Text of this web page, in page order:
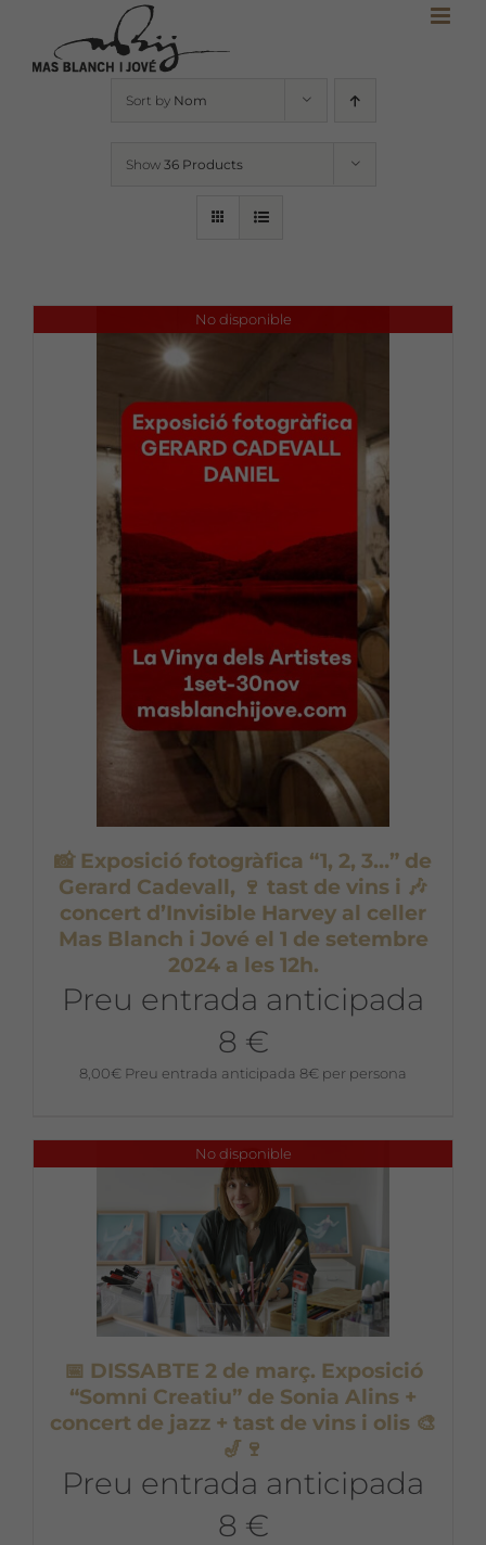
content
Sort by Nom
Show 36 Products
No disponible
📸 Exposició fotogràfica “1, 2, 3…” de
Gerard Cadevall, 🍷 tast de vins i 🎶
concert d’Invisible Harvey al celler
Mas Blanch i Jové el 1 de setembre
2024 a les 12h.
Preu entrada anticipada
8 €
8,00€ Preu entrada anticipada 8€ per persona
No disponible
📅 DISSABTE 2 de març. Exposició
“Somni Creatiu” de Sonia Alins +
concert de jazz + tast de vins i olis 🎨
🎷🍷
Preu entrada anticipada
8 €